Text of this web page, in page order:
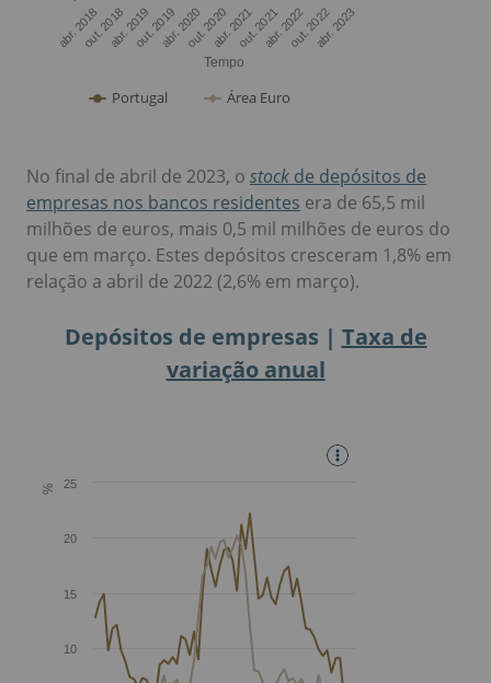
No final de abril de 2023, o stock de depósitos de
empresas nos bancos residentes era de 65,5 mil
milhões de euros, mais 0,5 mil milhões de euros do
que em março. Estes depósitos cresceram 1,8% em
relação a abril de 2022 (2,6% em março).
Depósitos de empresas | Taxa de
variação anual